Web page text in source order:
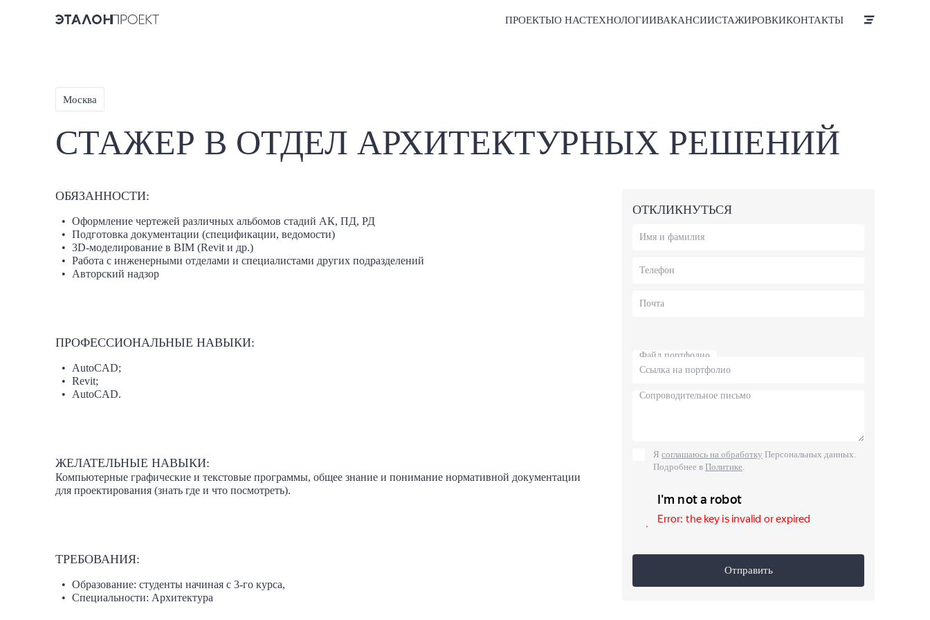
ПРОЕКТЫО НАСТЕХНОЛОГИИВАКАНСИИСТАЖИРОВКИКОНТАКТЫ
Москва
СТАЖЕР В ОТДЕЛ АРХИТЕКТУРНЫХ РЕШЕНИЙ
ОБЯЗАННОСТИ:
Оформление чертежей различных альбомов стадий АК, ПД, РД
Подготовка документации (спецификации, ведомости)
3D-моделирование в BIM (Revit и др.)
Работа с инженерными отделами и специалистами других подразделений
Авторский надзор
ПРОФЕССИОНАЛЬНЫЕ НАВЫКИ:
AutoCAD;
Revit;
AutoCAD.
ЖЕЛАТЕЛЬНЫЕ НАВЫКИ:
Компьютерные графические и текстовые программы, общее знание и понимание нормативной документации
для проектирования (знать где и что посмотреть).
ТРЕБОВАНИЯ:
Образование: студенты начиная с 3-го курса,
Специальности: Архитектура
ОТКЛИКНУТЬСЯ
Файл портфолио
Я соглашаюсь на обработку Персональных данных.
Подробнее в Политике.
Отправить